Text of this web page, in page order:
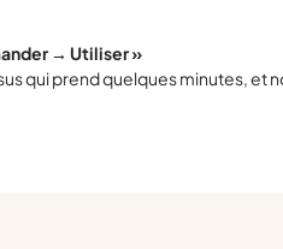
→ Utiliser »
qui prend quelques minutes, et